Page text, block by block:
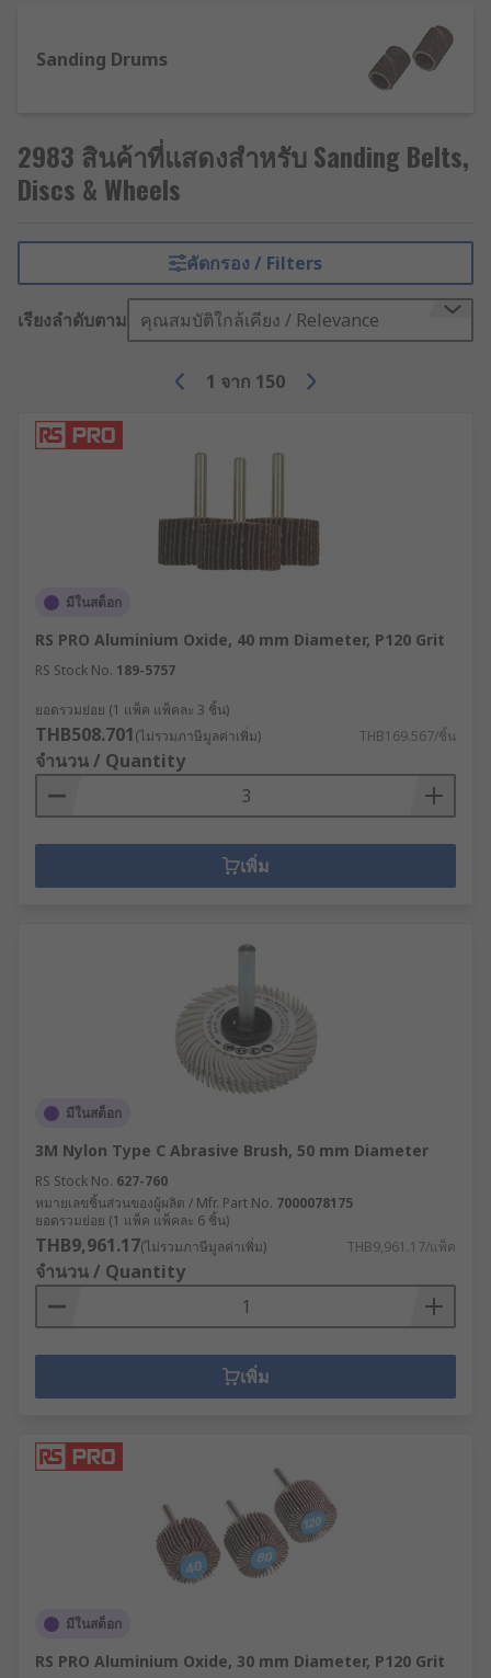
sander. Common uses include smoothing or
polishing surfaces and preparing materials
or hook and loop backing. They are
available with different grits, types and
sizes.
Grinding accessories
Grinders are used to remove large amounts of
material or to cut materials such as metal and
machines available, such as an angle grinder or
actions and use particular grinding wheels to be
Finishing/Polishing Wheels - designed as
the final stage of surface preparation, these
are available in various grades. The
construction of these wheels can vary from
Cutting discs - designed to specifically cut
metal and stone objects, they're available
for either wet or dry use. Some have a
specialist diamond coating for extended
performance.
Grinding discs - wheels designed to grind
and shape materials such as stone or metal.
They differ in design slightly so it is best to
check it is compatible with the material you
Flap wheels - can be used with multi-tool
devices for polishing or cleaning materials.
Sanding Drums
2983 สินค้าที่แสดงสำหรับ Sanding Belts,
Discs & Wheels
คัดกรอง / Filters
เรียงลำดับตาม คุณสมบัติใกล้เคียง / Relevance
1 จาก 150
มีในสต็อก
RS PRO Aluminium Oxide, 40 mm Diameter, P120 Grit
RS Stock No. 189-5757
ยอดรวมย่อย (1 แพ็ค แพ็คละ 3 ชิ้น)
THB508.701(ไม่รวมภาษีมูลค่าเพิ่ม) THB169.567/ชิ้น
จำนวน / Quantity
เพิ่ม
มีในสต็อก
3M Nylon Type C Abrasive Brush, 50 mm Diameter
RS Stock No. 627-760
หมายเลขชิ้นส่วนของผู้ผลิต / Mfr. Part No. 7000078175
ยอดรวมย่อย (1 แพ็ค แพ็คละ 6 ชิ้น)
THB9,961.17(ไม่รวมภาษีมูลค่าเพิ่ม) THB9,961.17/แพ็ค
จำนวน / Quantity
เพิ่ม
มีในสต็อก
RS PRO Aluminium Oxide, 30 mm Diameter, P120 Grit